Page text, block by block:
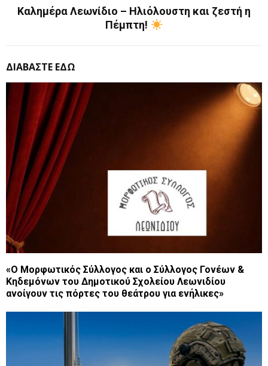
Καλημέρα Λεωνίδιο – Ηλιόλουστη και ζεστή η
Πέμπτη!
ΔΙΑΒΑΣΤΕ ΕΔΩ
«Ο Μορφωτικός Σύλλογος και ο Σύλλογος Γονέων &
Κηδεμόνων του Δημοτικού Σχολείου Λεωνιδίου
ανοίγουν τις πόρτες του θεάτρου για ενήλικες»